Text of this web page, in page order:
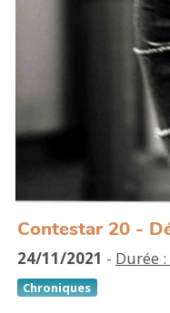
Contestar 20 -
24/11/2021 - Durée
Chroniques